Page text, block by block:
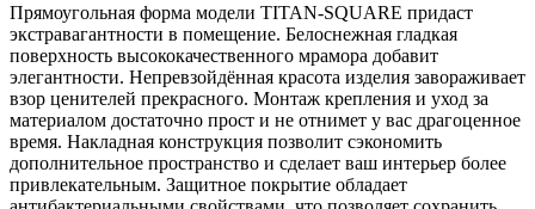
Прямоугольная форма модели TITAN-SQUARE придаст
экстравагантности в помещение. Белоснежная гладкая
поверхность высококачественного мрамора добавит
элегантности. Непревзойдённая красота изделия завораживает
взор ценителей прекрасного. Монтаж крепления и уход за
материалом достаточно прост и не отнимет у вас драгоценное
время. Накладная конструкция позволит сэкономить
дополнительное пространство и сделает ваш интерьер более
привлекательным. Защитное покрытие обладает